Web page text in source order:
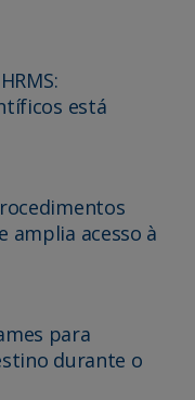
está
amplia acesso à
para
durante o